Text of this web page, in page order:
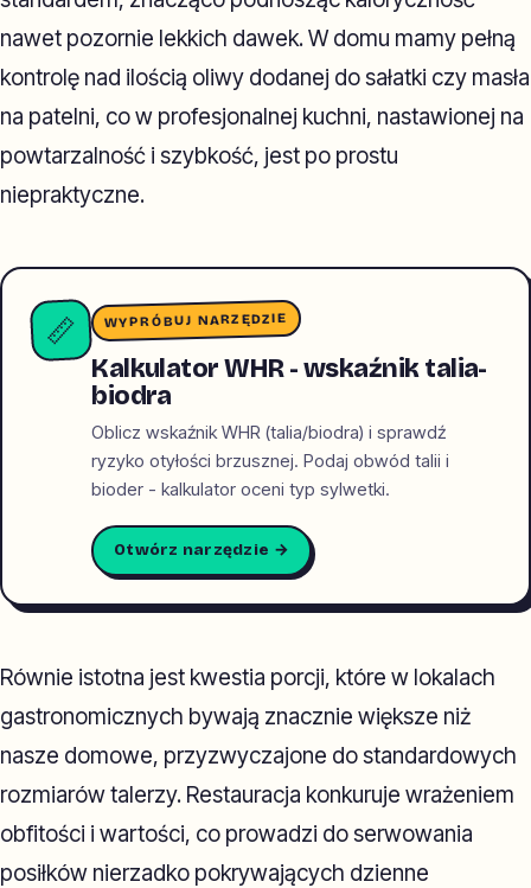
nawet pozornie lekkich dawek. W domu mamy pełną
kontrolę nad ilością oliwy dodanej do sałatki czy masła
na patelni, co w profesjonalnej kuchni, nastawionej na
powtarzalność i szybkość, jest po prostu
niepraktyczne.
📏 WYPRÓBUJ NARZĘDZIE
Kalkulator WHR - wskaźnik talia-
biodra
Oblicz wskaźnik WHR (talia/biodra) i sprawdź
ryzyko otyłości brzusznej. Podaj obwód talii i
bioder - kalkulator oceni typ sylwetki.
Otwórz narzędzie →
Równie istotna jest kwestia porcji, które w lokalach
gastronomicznych bywają znacznie większe niż
nasze domowe, przyzwyczajone do standardowych
rozmiarów talerzy. Restauracja konkuruje wrażeniem
obfitości i wartości, co prowadzi do serwowania
posiłków nierzadko pokrywających dzienne